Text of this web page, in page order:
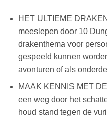
HET ULTIEME
meeslepen door 10
drakenthema voor
gespeeld kunnen
avonturen of als
MAAK KENNIS MET
een weg door het
houd stand tegen de